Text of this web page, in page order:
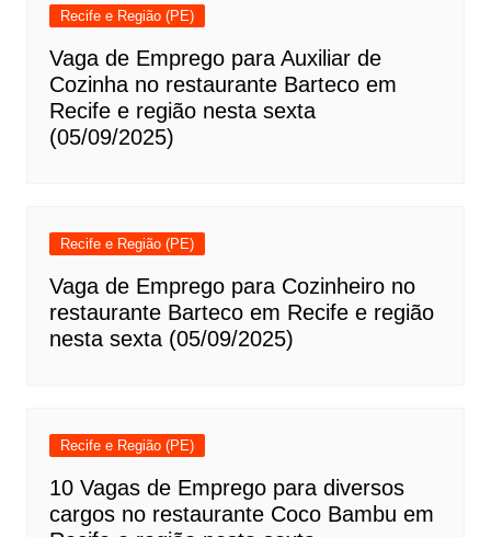
Recife e Região (PE)
Vaga de Emprego para Auxiliar de
Cozinha no restaurante Barteco em
Recife e região nesta sexta
(05/09/2025)
Recife e Região (PE)
Vaga de Emprego para Cozinheiro no
restaurante Barteco em Recife e região
nesta sexta (05/09/2025)
Recife e Região (PE)
10 Vagas de Emprego para diversos
cargos no restaurante Coco Bambu em